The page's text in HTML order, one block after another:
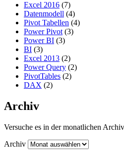
Excel 2016 (7)
Datenmodell (4)
Pivot Tabellen (4)
Power Pivot (3)
Power BI (3)
BI (3)
Excel 2013 (2)
Power Query (2)
PivotTables (2)
DAX (2)
Archiv
Versuche es in der monatlichen
Archiv